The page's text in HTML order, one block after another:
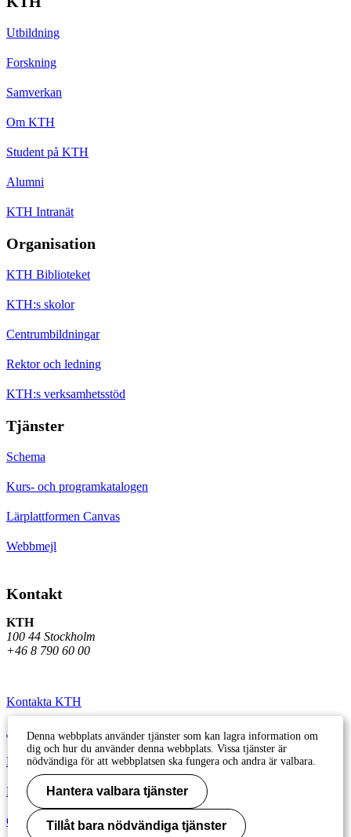
Utbildning
Forskning
Samverkan
Om KTH
Student på KTH
Alumni
KTH Intranät
Organisation
KTH Biblioteket
KTH:s skolor
Centrumbildningar
Rektor och ledning
KTH:s verksamhetsstöd
Tjänster
Schema
Kurs- och programkatalogen
Lärplattformen Canvas
Webbmejl
Kontakt
KTH
100 44 Stockholm
+46 8 790 60 00
Kontakta KTH
Jobba på KTH
Press och media
Faktura och betalning KTH
Om KTH:s webbplatser
Denna webbplats använder tjänster som kan lagra information om
dig och hur du använder denna webbplats. Vissa tjänster är
nödvändiga för att webbplatsen ska fungera och andra är valbara.
Hantera valbara tjänster
Tillåt bara nödvändiga tjänster